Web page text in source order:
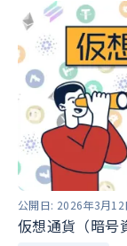
公開日: 2026年3月12
仮想通貨（暗号